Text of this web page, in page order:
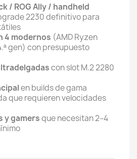
/ ROG Ally / handheld
2230 definitivo para
4 modernos (AMD Ryzen
gen) con presupuesto
con slot M.2 2280
en builds de gama
que requieren velocidades
y gamersque necesitan 2–4